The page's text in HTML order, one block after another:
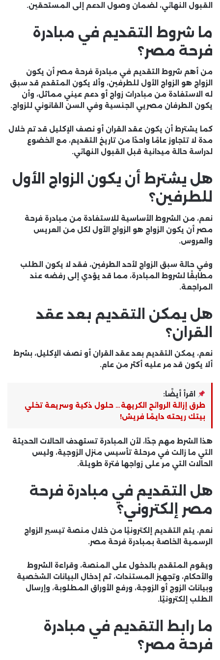
القبول النهائي، لضمان وصول الدعم إلى المستحقين.
ما شروط التقديم في مبادرة
فرحة مصر؟
من أهم شروط التقديم في مبادرة فرحة مصر أن يكون
الزواج هو الزواج الأول للطرفين، وألا يكون المتقدم قد سبق
له الاستفادة من مبادرات زواج أو دعم عيني مماثل، وأن
يكون الطرفان مصريي الجنسية وفي السن القانوني للزواج.
كما يشترط أن يكون عقد القران أو نصف الإكليل قد تم خلال
مدة لا تتجاوز عامًا واحدًا من تاريخ التقديم، مع الخضوع
لدراسة حالة ميدانية قبل القبول النهائي.
هل يشترط أن يكون الزواج الأول
للطرفين؟
نعم، من الشروط الأساسية للاستفادة من مبادرة فرحة
مصر أن يكون الزواج هو الزواج الأول لكل من العريس
والعروس.
وفي حالة سبق الزواج لأحد الطرفين، فقد لا يكون الطلب
مطابقًا لشروط المبادرة، مما قد يؤدي إلى رفضه عند
المراجعة.
هل يمكن التقديم بعد عقد
القران؟
نعم، يمكن التقديم بعد عقد القران أو نصف الإكليل، بشرط
ألا يكون قد مر عليه أكثر من عام.
اقرأ أيضًا:
طرق إزالة الروائح الكريهة… حلول ذكية وسريعة تخلي
بيتك ريحته دايمًا فريش!
هذا الشرط مهم جدًا، لأن المبادرة تستهدف الحالات الحديثة
التي ما زالت في مرحلة تأسيس منزل الزوجية، وليس
الحالات التي مر على زواجها فترة طويلة.
هل التقديم في مبادرة فرحة
مصر إلكتروني؟
نعم، يتم التقديم إلكترونيًا من خلال منصة تيسير الزواج
الرسمية الخاصة بمبادرة فرحة مصر.
ويقوم المتقدم بالدخول على المنصة، وقراءة الشروط
والأحكام، وتجهيز المستندات، ثم إدخال البيانات الشخصية
وبيانات الزوج أو الزوجة، ورفع الأوراق المطلوبة، وإرسال
الطلب إلكترونيًا.
ما رابط التقديم في مبادرة
فرحة مصر؟